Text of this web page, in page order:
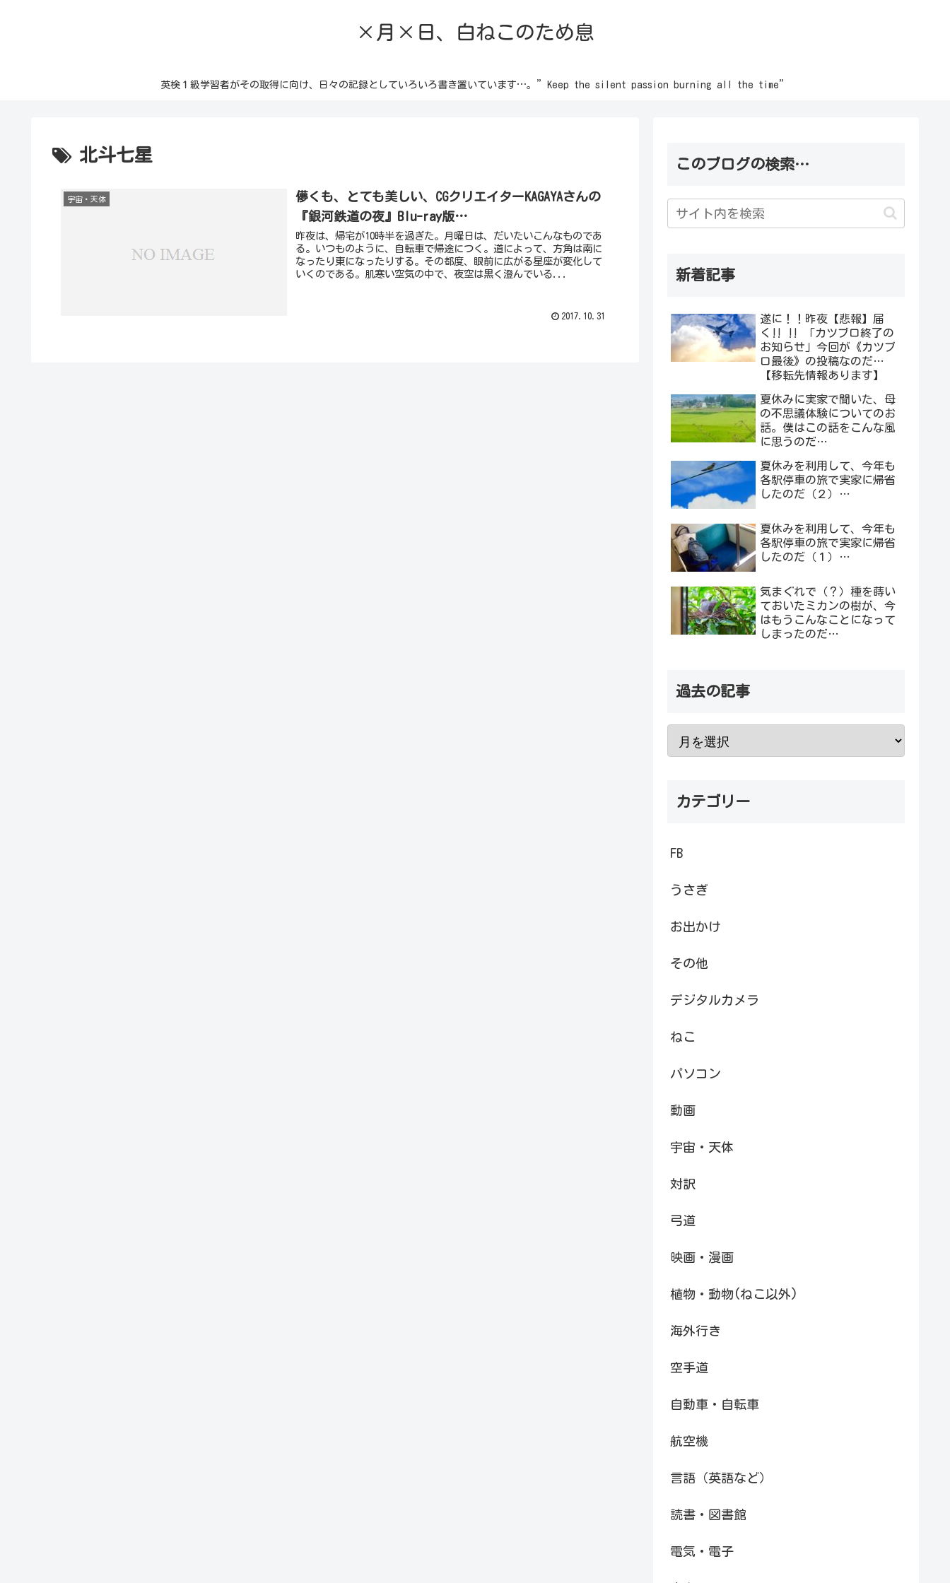
×月×日、白ねこのため息
英検１級学習者がその取得に向け、日々の記録としていろいろ書き置いています…。”Keep the silent passion burning all the time”
北斗七星
宇宙・天体
儚くも、とても美しい、CGクリエイターKAGAYAさんの
『銀河鉄道の夜』Blu-ray版…
昨夜は、帰宅が10時半を過ぎた。月曜日は、だいたいこんなものであ
る。いつものように、自転車で帰途につく。道によって、方角は南に
なったり東になったりする。その都度、眼前に広がる星座が変化して
いくのである。肌寒い空気の中で、夜空は黒く澄んでいる...
2017.10.31
このブログの検索…
新着記事
遂に！！昨夜【悲報】届
く‼︎ ‼︎ 「カツブロ終了の
お知らせ」今回が《カツブ
ロ最後》の投稿なのだ…
【移転先情報あります】
夏休みに実家で聞いた、母
の不思議体験についてのお
話。僕はこの話をこんな風
に思うのだ…
夏休みを利用して、今年も
各駅停車の旅で実家に帰省
したのだ（２）…
夏休みを利用して、今年も
各駅停車の旅で実家に帰省
したのだ（１）…
気まぐれで（？）種を蒔い
ておいたミカンの樹が、今
はもうこんなことになって
しまったのだ…
過去の記事
カテゴリー
FB
うさぎ
お出かけ
その他
デジタルカメラ
ねこ
パソコン
動画
宇宙・天体
対訳
弓道
映画・漫画
植物・動物(ねこ以外)
海外行き
空手道
自動車・自転車
航空機
言語（英語など）
読書・図書館
電気・電子